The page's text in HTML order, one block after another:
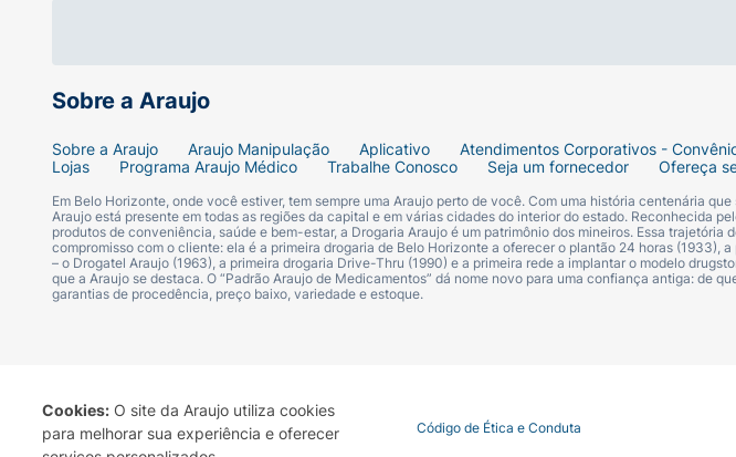
Cookies: O site da Araujo utiliza cookies
para melhorar sua experiência e oferecer
Sobre a Araujo
Sobre a Araujo Araujo Manipulação Aplicativo Atendimentos Corporativos -
Lojas
Programa Araujo Médico Trabalhe Conosco Seja um fornecedor Ofereça
Em Belo Horizonte, onde você estiver, tem sempre uma Araujo perto de você. Com uma história centenária
Araujo está presente em todas as regiões da capital e em várias cidades do interior do estado. Reconhecida
produtos de conveniência, saúde e bem-estar, a Drogaria Araujo é um patrimônio dos mineiros. Essa trajetória
compromisso com o cliente: ela é a primeira drogaria de Belo Horizonte a oferecer o plantão 24 horas (1933),
– o Drogatel Araujo (1963), a primeira drogaria Drive-Thru (1990) e a primeira rede a implantar o modelo
que a Araujo se destaca. O “Padrão Araujo de Medicamentos” dá nome novo para uma confiança antiga: de
garantias de procedência, preço baixo, variedade e estoque.
Termo de Uso Portal da Privacidade Covid-19 Código de Ética e Conduta